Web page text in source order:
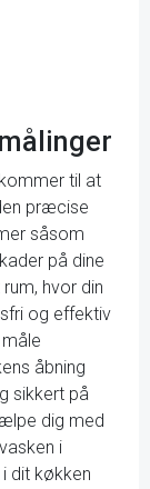
til at
præcise
såsom
på dine
hvor din
og effektiv
åbning
sikkert på
dig med
i
dit køkken